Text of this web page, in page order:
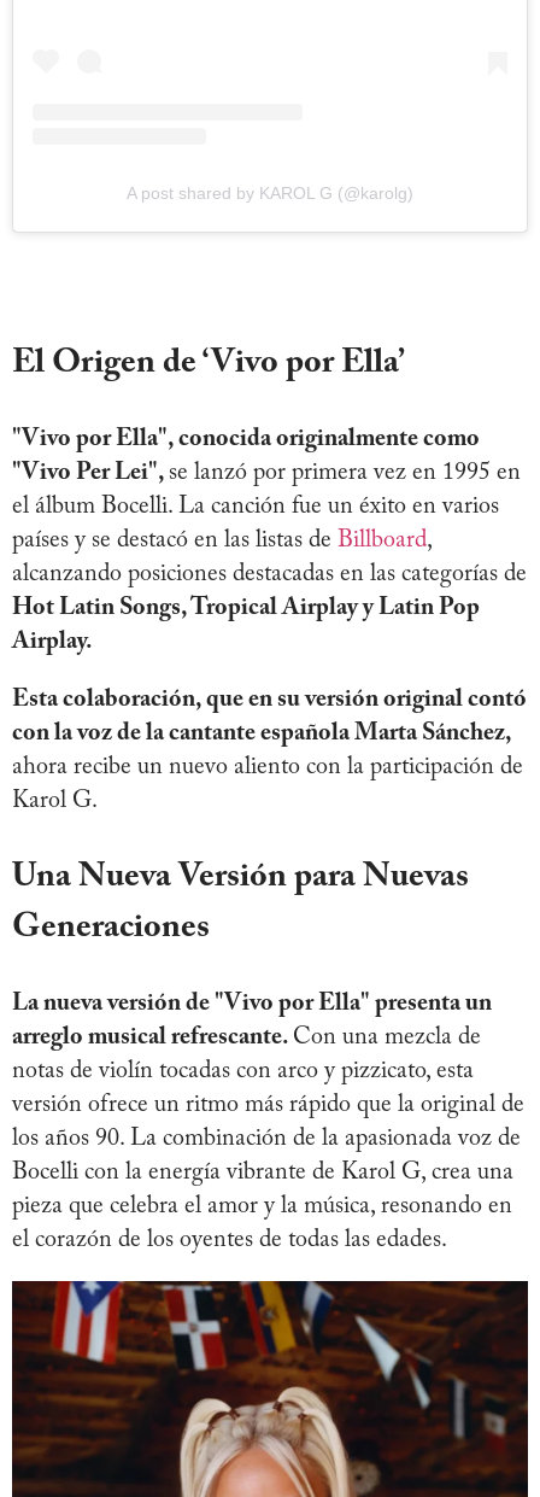
A post shared by KAROL G (@karolg)
El Origen de ‘Vivo por Ella’
"Vivo por Ella", conocida originalmente como
"Vivo Per Lei", se lanzó por primera vez en 1995 en
el álbum Bocelli. La canción fue un éxito en varios
países y se destacó en las listas de Billboard,
alcanzando posiciones destacadas en las categorías de
Hot Latin Songs, Tropical Airplay y Latin Pop
Airplay.
Esta colaboración, que en su versión original contó
con la voz de la cantante española Marta Sánchez,
ahora recibe un nuevo aliento con la participación de
Karol G.
Una Nueva Versión para Nuevas
Generaciones
La nueva versión de "Vivo por Ella" presenta un
arreglo musical refrescante. Con una mezcla de
notas de violín tocadas con arco y pizzicato, esta
versión ofrece un ritmo más rápido que la original de
los años 90. La combinación de la apasionada voz de
Bocelli con la energía vibrante de Karol G, crea una
pieza que celebra el amor y la música, resonando en
el corazón de los oyentes de todas las edades.